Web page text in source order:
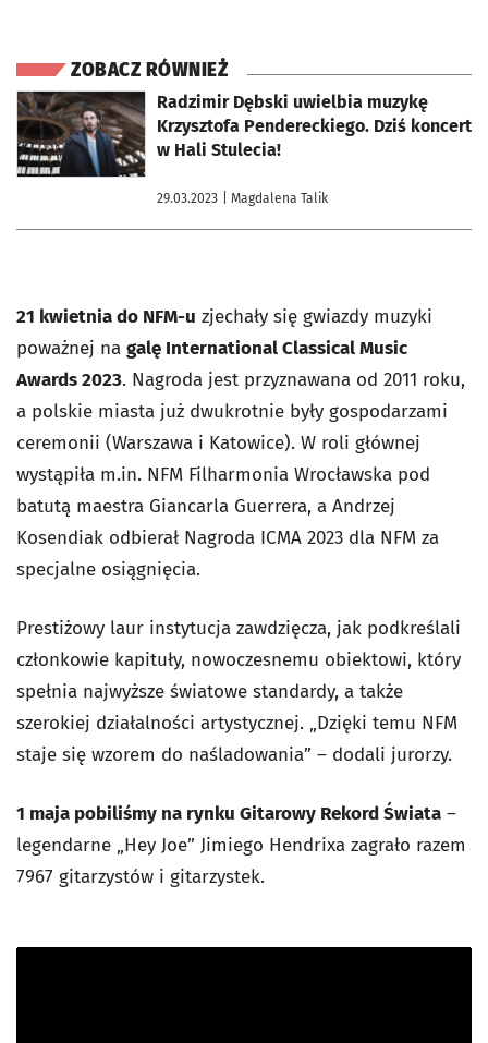
ZOBACZ RÓWNIEŻ
Radzimir Dębski uwielbia muzykę
Krzysztofa Pendereckiego. Dziś koncert
w Hali Stulecia!
29.03.2023 | Magdalena Talik
otworzy się w nowej karcie
21 kwietnia do NFM-u zjechały się gwiazdy muzyki
poważnej na galę International Classical Music
Awards 2023. Nagroda jest przyznawana od 2011 roku,
a polskie miasta już dwukrotnie były gospodarzami
ceremonii (Warszawa i Katowice). W roli głównej
wystąpiła m.in. NFM Filharmonia Wrocławska pod
batutą maestra Giancarla Guerrera, a Andrzej
Kosendiak odbierał Nagroda ICMA 2023 dla NFM za
specjalne osiągnięcia.
Prestiżowy laur instytucja zawdzięcza, jak podkreślali
członkowie kapituły, nowoczesnemu obiektowi, który
spełnia najwyższe światowe standardy, a także
szerokiej działalności artystycznej. „Dzięki temu NFM
staje się wzorem do naśladowania” – dodali jurorzy.
1 maja pobiliśmy na rynku Gitarowy Rekord Świata –
legendarne „Hey Joe” Jimiego Hendrixa zagrało razem
7967 gitarzystów i gitarzystek.